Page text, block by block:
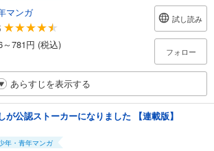
マンガ
～781円 (税込)
試し読み
フォロー
あらすじを表示する
が公認ストーカーになりました 【連載版】
年・青年マンガ